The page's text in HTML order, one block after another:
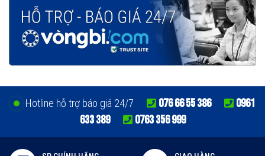
Hotline hỗ trợ báo giá 24/7 076 66 55 386
0961
633 389
0763 356 999